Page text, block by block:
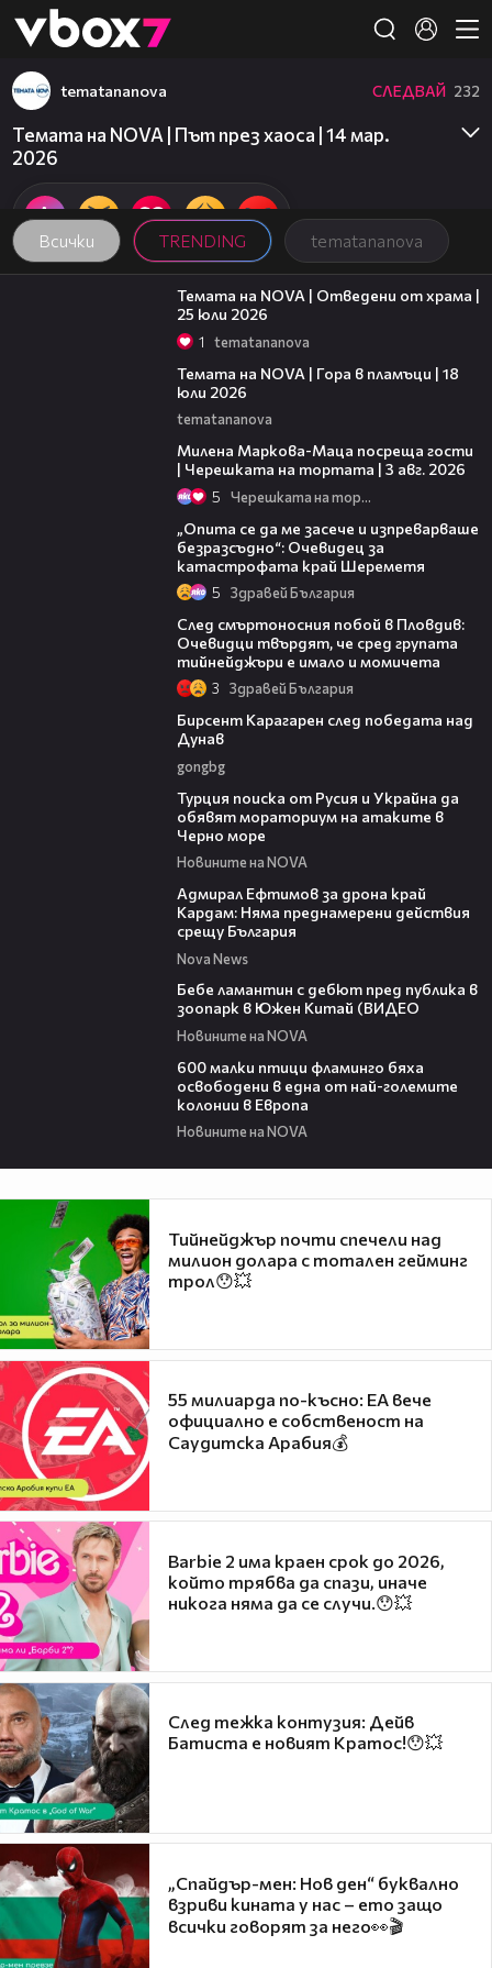
👾
Всички TRENDING tematananova
tematananova СЛЕДВАЙ 232
Темата на NOVA | Път през хаоса | 14 мар.
2026
15:31
Темата на NOVA | Отведени от храма |
25 юли 2026
1 tematananova
Темата на NOVA | Гора в пламъци | 18
юли 2026
tematananova
Милена Маркова-Маца посреща гости
| Черешката на тортата | 3 авг. 2026
5 Черешката на тортата
„Опита се да ме засече и изпреварваше
безразсъдно“: Очевидец за
катастрофата край Шереметя
5 Здравей България
След смъртоносния побой в Пловдив:
Очевидци твърдят, че сред групата
тийнейджъри е имало и момичета
3 Здравей България
Бирсент Карагарен след победата над
Дунав
gongbg
Турция поиска от Русия и Украйна да
обявят мораториум на атаките в
Черно море
Новините на NOVA
Адмирал Ефтимов за дрона край
Кардам: Няма преднамерени действия
срещу България
Nova News
Бебе ламантин с дебют пред публика в
зоопарк в Южен Китай (ВИДЕО
Новините на NOVA
600 малки птици фламинго бяха
освободени в една от най-големите
колонии в Европа
Новините на NOVA
Тийнейджър почти спечели над
милион долара с тотален гейминг
трол😯💥
55 милиарда по-късно: EA вече
официално е собственост на
Саудитска Арабия💰
Barbie 2 има краен срок до 2026,
който трябва да спази, иначе
никога няма да се случи.😯💥
След тежка контузия: Дейв
Батиста е новият Кратос!😯💥
„Спайдър-мен: Нов ден“ буквално
взриви кината у нас – ето защо
всички говорят за него👀🎬